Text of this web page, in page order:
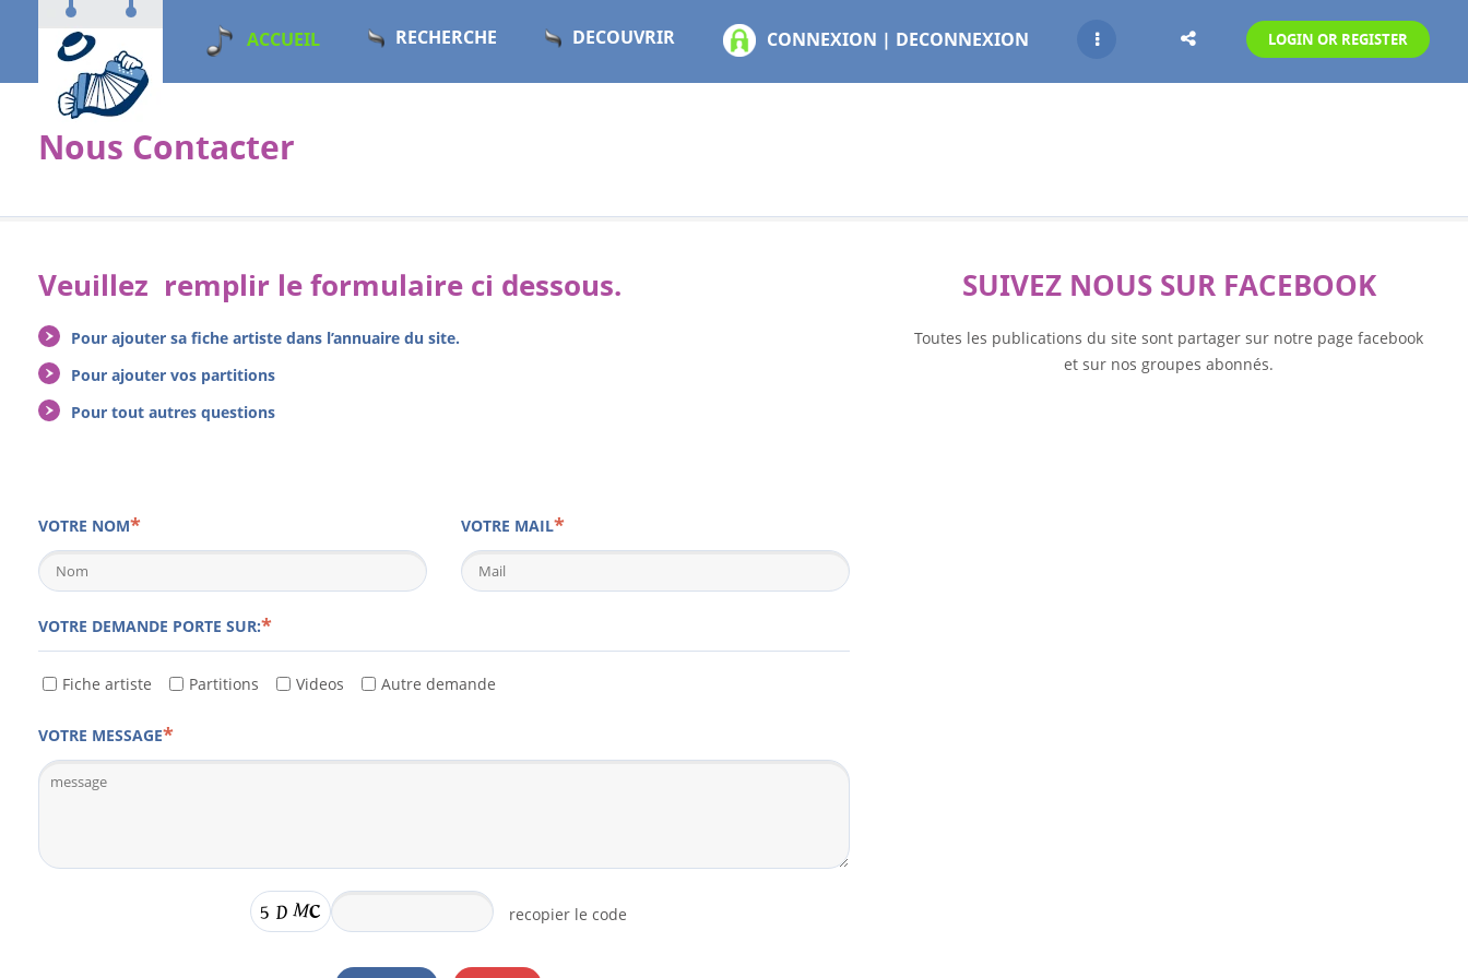
ACCUEIL RECHERCHE DECOUVRIR CONNEXION | DECONNEXION LOGIN OR REGISTER
Nous Contacter
Veuillez remplir le formulaire ci dessous.
Pour ajouter sa fiche artiste dans l’annuaire du site.
Pour ajouter vos partitions
Pour tout autres questions
VOTRE NOM VOTRE MAIL
VOTRE DEMANDE PORTE SUR:
Fiche artiste Partitions Videos Autre demande
VOTRE MESSAGE
recopier le code
SUIVEZ NOUS SUR FACEBOOK
Toutes les publications du site sont partager sur notre page facebook
et sur nos groupes abonnés.